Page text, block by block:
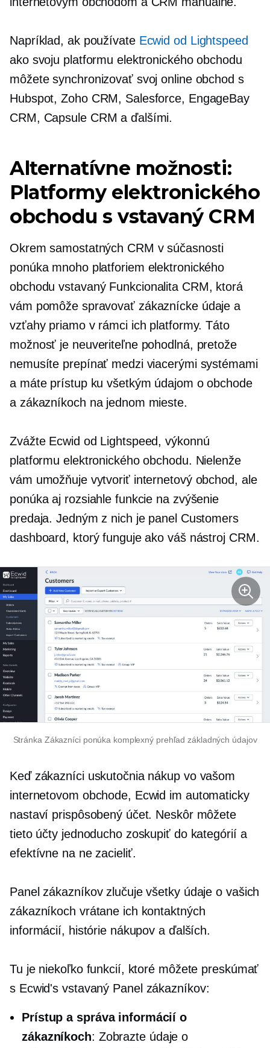
Napríklad, ak používate Ecwid od Lightspeed
ako svoju platformu elektronického obchodu
môžete synchronizovať svoj online obchod s
Hubspot, Zoho CRM, Salesforce, EngageBay
CRM, Capsule CRM a ďalšími.
Alternatívne možnosti:
Platformy elektronického
obchodu svstavanýCRM
Okrem samostatných CRM v súčasnosti
ponúka mnoho platforiem elektronického
obchoduvstavanýFunkcionalita CRM, ktorá
vám pomôže spravovať zákaznícke údaje a
vzťahy priamo v rámci ich platformy. Táto
možnosť je neuveriteľne pohodlná, pretože
nemusíte prepínať medzi viacerými systémami
a máte prístup ku všetkým údajom o obchode
a zákazníkoch na jednom mieste.
Zvážte Ecwid od Lightspeed, výkonnú
platformu elektronického obchodu. Nielenže
vám umožňuje vytvoriť internetový obchod, ale
ponúka aj rozsiahle funkcie na zvýšenie
predaja. Jedným z nich je panel Customers
dashboard, ktorý funguje ako váš nástroj CRM.
Stránka Zákazníci ponúka komplexný prehľad základných údajov
Keď zákazníci uskutočnia nákup vo vašom
internetovom obchode, Ecwid im automaticky
nastaví prispôsobený účet. Neskôr môžete
tieto účty jednoducho zoskupiť do kategórií a
efektívne na ne zacieliť.
Panel zákazníkov zlučuje všetky údaje o vašich
zákazníkoch vrátane ich kontaktných
informácií, histórie nákupov a ďalších.
Tu je niekoľko funkcií, ktoré môžete preskúmať
s Ecwid'svstavaný Panel zákazníkov:
Prístup a správa informácií o
zákazníkoch: Zobrazte údaje o